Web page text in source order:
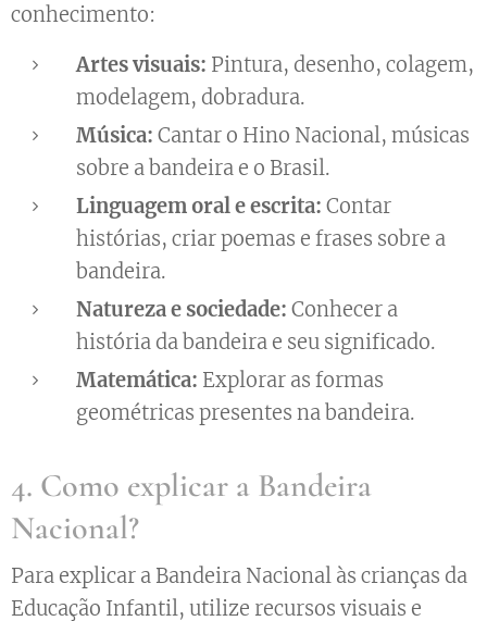
conhecimento:
Artes visuais: Pintura, desenho, colagem,
modelagem, dobradura.
Música: Cantar o Hino Nacional, músicas
sobre a bandeira e o Brasil.
Linguagem oral e escrita: Contar
histórias, criar poemas e frases sobre a
bandeira.
Natureza e sociedade: Conhecer a
história da bandeira e seu significado.
Matemática: Explorar as formas
geométricas presentes na bandeira.
4. Como explicar a Bandeira
Nacional?
Para explicar a Bandeira Nacional às crianças da
Educação Infantil, utilize recursos visuais e